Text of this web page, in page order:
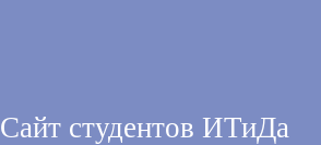
Сайт студентов ИТиДа